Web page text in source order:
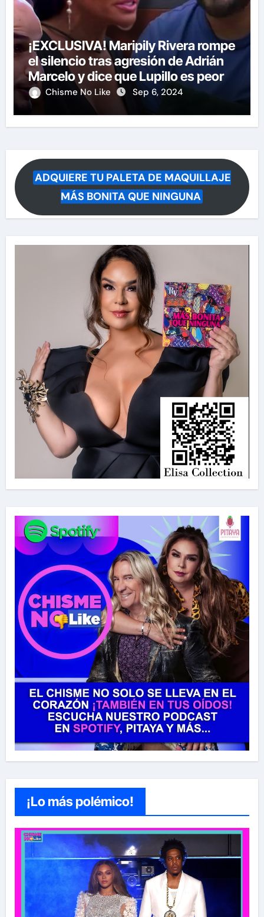
¡EXCLUSIVA! Maripily Rivera rompe
el silencio tras agresión de Adrián
Marcelo y dice que Lupillo es peor
Chisme No Like Sep 6, 2024
ADQUIERE TU PALETA DE MAQUILLAJE
MÁS BONITA QUE NINGUNA
¡Lo más polémico!